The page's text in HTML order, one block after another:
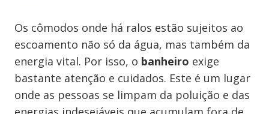
Os cômodos onde há ralos estão sujeitos ao
escoamento não só da água, mas também da
energia vital. Por isso, o banheiro exige
bastante atenção e cuidados. Este é um lugar
onde as pessoas se limpam da poluição e das